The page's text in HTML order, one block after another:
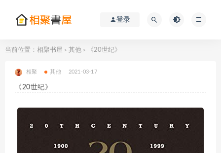
登录
当前位置： 相聚书屋 > 其他 > 《20世纪》
相聚 其他 2021-03-17
《20世纪》